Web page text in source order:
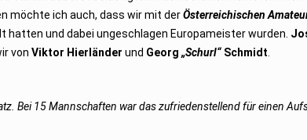
möchte ich auch, dass wir mit derÖsterreichischen
hatten und dabei ungeschlagen Europameister wurden.
vonViktor Hierländerund Georg„Schurl“ Schmidt
Bei 15 Mannschaften war das zufriedenstellend für einen